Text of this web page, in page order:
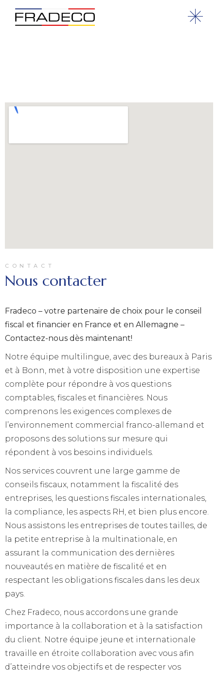
CONTACT
Nous contacter
Fradeco – votre partenaire de choix pour le conseil
fiscal et financier en France et en Allemagne –
Contactez-nous dès maintenant!
Notre équipe multilingue, avec des bureaux à Paris
et à Bonn, met à votre disposition une expertise
complète pour répondre à vos questions
comptables, fiscales et financières. Nous
comprenons les exigences complexes de
l’environnement commercial franco-allemand et
proposons des solutions sur mesure qui
répondent à vos besoins individuels.
Nos services couvrent une large gamme de
conseils fiscaux, notamment la fiscalité des
entreprises, les questions fiscales internationales,
la compliance, les aspects RH, et bien plus encore.
Nous assistons les entreprises de toutes tailles, de
la petite entreprise à la multinationale, en
assurant la communication des dernières
nouveautés en matière de fiscalité et en
respectant les obligations fiscales dans les deux
pays.
Chez Fradeco, nous accordons une grande
importance à la collaboration et à la satisfaction
du client. Notre équipe jeune et internationale
travaille en étroite collaboration avec vous afin
d’atteindre vos objectifs et de respecter vos